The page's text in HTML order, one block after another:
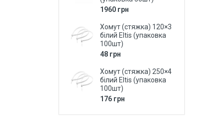
освітлення
LED Прожектори
Вуличні світильники,
Промислове освітлення
Вуличні світильники LED Eltis
ЗОВНІШНІ СЕРІЇ
електрофурнітури (ІР20, ІР44,
1960 грн
Хомут (стяжка) 120×3
білий Eltis (упаковка
100шт)
48 грн
Хомут (стяжка) 250×4
білий Eltis (упаковка
100шт)
176 грн